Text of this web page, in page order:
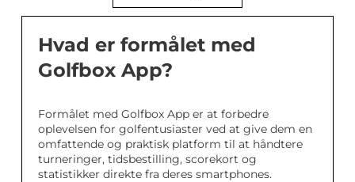
Hvad er formålet med
Golfbox App?
Formålet med Golfbox App er at forbedre
oplevelsen for golfentusiaster ved at give dem en
omfattende og praktisk platform til at håndtere
turneringer, tidsbestilling, scorekort og
statistikker direkte fra deres smartphones.